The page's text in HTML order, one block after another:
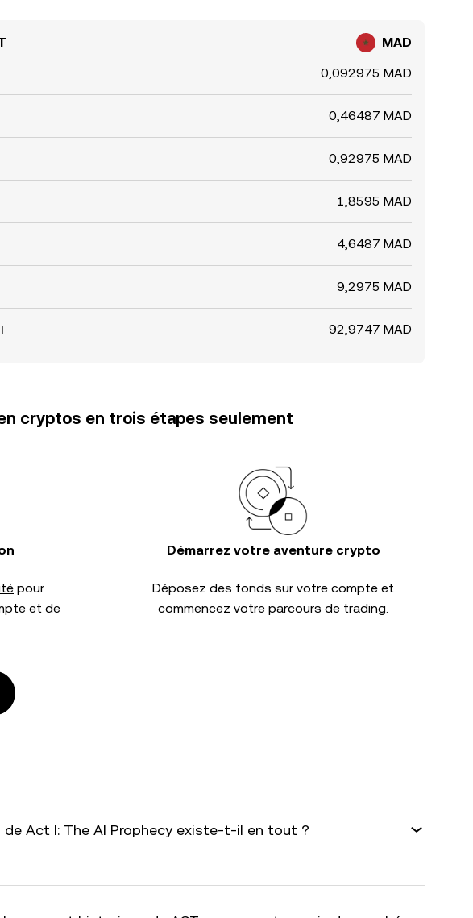
MAD
0,092975 MAD
0,46487 MAD
0,92975 MAD
1,8595 MAD
4,6487 MAD
9,2975 MAD
92,9747 MAD
cryptos en trois étapes seulement
pour
et de
Démarrez votre aventure crypto
Déposez des fonds sur votre compte et
commencez votre parcours de trading.
de Act I: The AI Prophecy existe-t-il en tout ?